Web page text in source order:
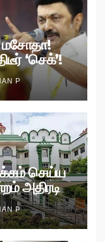
‘செக்’!
P
செய்ய
அதிரடி
P